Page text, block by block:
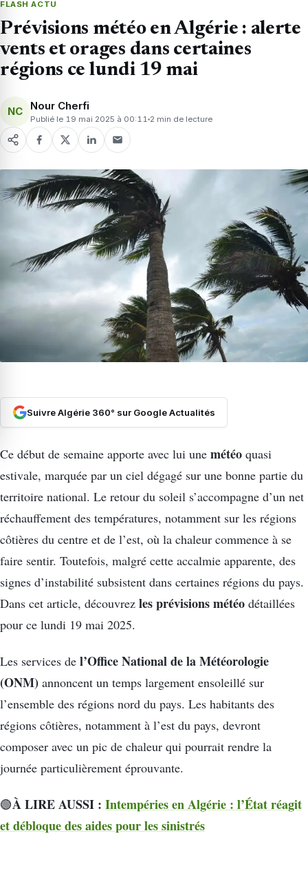
FLASH ACTU
Prévisions météo en Algérie : alerte
vents et orages dans certaines
régions ce lundi 19 mai
NC Nour Cherfi
Publié le 19 mai 2025 à 00:11 2 min de lecture
Suivre Algérie 360° sur Google Actualités
Ce début de semaine apporte avec lui une météo quasi
estivale, marquée par un ciel dégagé sur une bonne partie du
territoire national. Le retour du soleil s’accompagne d’un net
réchauffement des températures, notamment sur les régions
côtières du centre et de l’est, où la chaleur commence à se
faire sentir. Toutefois, malgré cette accalmie apparente, des
signes d’instabilité subsistent dans certaines régions du pays.
Dans cet article, découvrez les prévisions météo détaillées
pour ce lundi 19 mai 2025.
Les services de l’Office National de la Météorologie
(ONM) annoncent un temps largement ensoleillé sur
l’ensemble des régions nord du pays. Les habitants des
régions côtières, notamment à l’est du pays, devront
composer avec un pic de chaleur qui pourrait rendre la
journée particulièrement éprouvante.
🟢À LIRE AUSSI : Intempéries en Algérie : l’État réagit
et débloque des aides pour les sinistrés